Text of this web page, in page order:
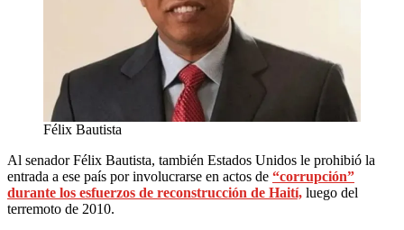
Félix Bautista
Al senador Félix Bautista, también Estados Unidos le prohibió la
entrada a ese país por involucrarse en actos de “corrupción”
durante los esfuerzos de reconstrucción de Haití, luego del
terremoto de 2010.